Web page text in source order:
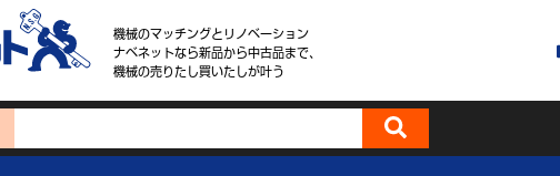
機械のマッチングとリノベーション
ナベネットなら新品から中古品まで、
機械の売りたし買いたしが叶う